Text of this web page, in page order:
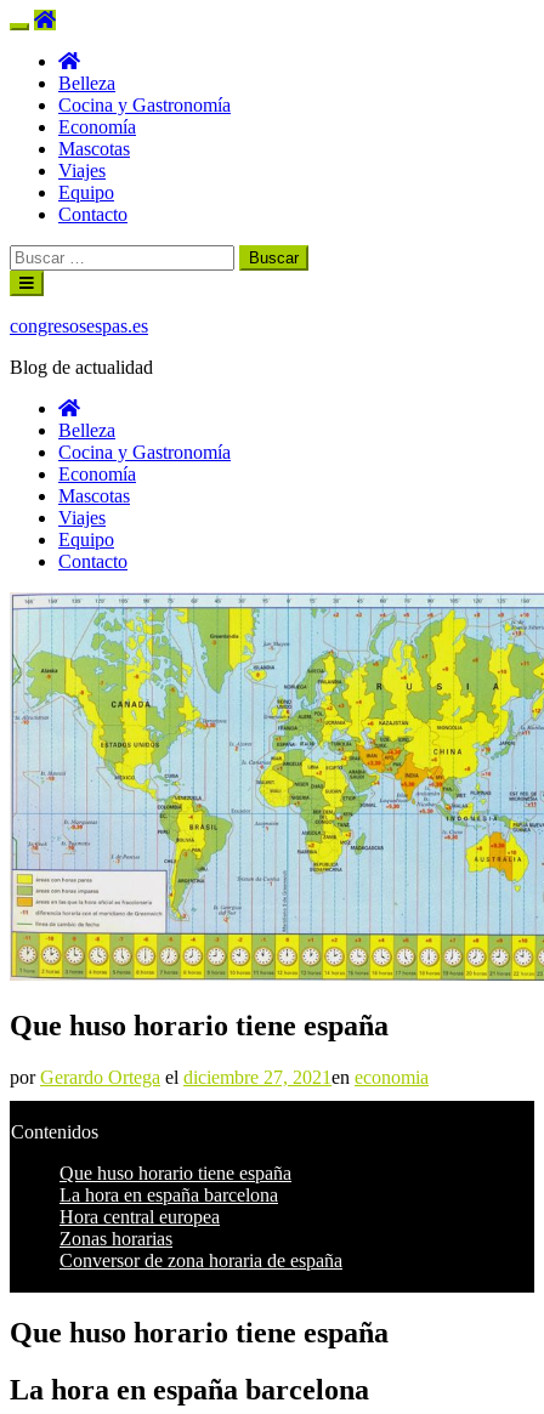
Belleza
Cocina y Gastronomía
Economía
Mascotas
Viajes
Equipo
Contacto
Buscar:
Ir
al
contenido
congresosespas.es
Blog de actualidad
Belleza
Cocina y Gastronomía
Economía
Mascotas
Viajes
Equipo
Contacto
Que huso horario tiene españa
porGerardo Ortega el diciembre 27, 2021en economia
Contenidos
Que huso horario tiene españa
La hora en españa barcelona
Hora central europea
Zonas horarias
Conversor de zona horaria de españa
Que huso horario tiene españa
La hora en españa barcelona